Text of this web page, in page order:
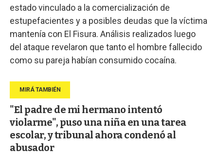
estado vinculado a la comercialización de
estupefacientes y a posibles deudas que la víctima
mantenía con El Fisura. Análisis realizados luego
del ataque revelaron que tanto el hombre fallecido
como su pareja habían consumido cocaína.
"El padre de mi hermano intentó
violarme", puso una niña en una tarea
escolar, y tribunal ahora condenó al
abusador